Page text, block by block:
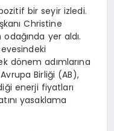
bir seyir izledi.
Christine
odağında yer aldı.
dönem adımlarına
Birliği (AB),
enerji fiyatları
yasaklama